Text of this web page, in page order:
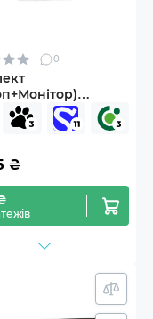
0
Business B12
IPS)
₴